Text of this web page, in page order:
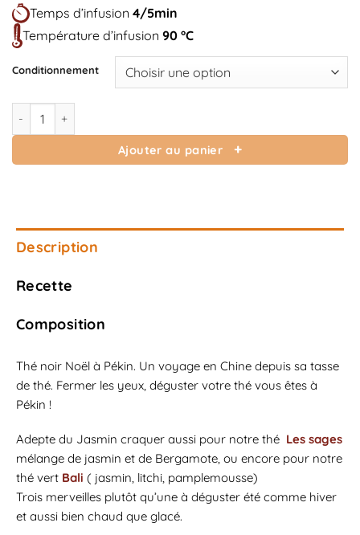
Temps d’infusion 4/5min
Température d’infusion 90 °C
Conditionnement
quantité de Noël à Pékin
Ajouter au panier
Description
Recette
Composition
Thé noir Noël à Pékin. Un voyage en Chine depuis sa tasse
de thé. Fermer les yeux, déguster votre thé vous êtes à
Pékin !
Adepte du Jasmin craquer aussi pour notre thé Les sages
mélange de jasmin et de Bergamote, ou encore pour notre
thé vert Bali ( jasmin, litchi, pamplemousse)
Trois merveilles plutôt qu’une à déguster été comme hiver
et aussi bien chaud que glacé.